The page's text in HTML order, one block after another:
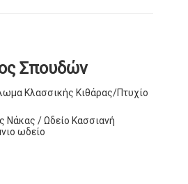
Σπουδών
Κλασσικής Κιθάρας/Πτυχίο
Νάκας / Ωδείο Κασσιανή
ωδείο